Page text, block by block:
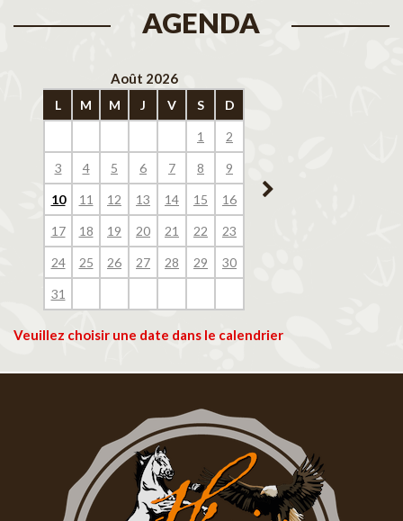
AGENDA
Août 2026
L M M J V S D
1 2
3 4 5 6 7 8 9
10 11 12 13 14 15 16
17 18 19 20 21 22 23
24 25 26 27 28 29 30
31
14
Veuillez choisir une date dans le calendrier